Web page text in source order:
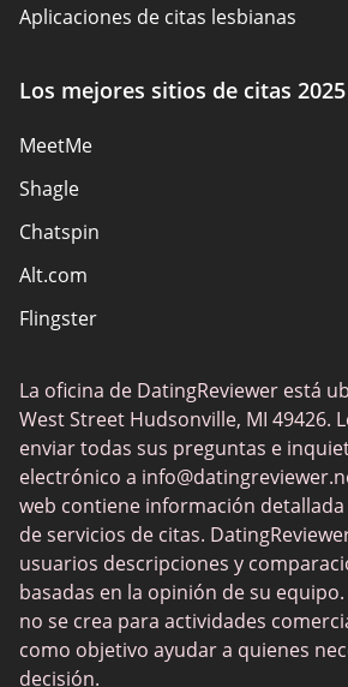
Aplicaciones de citas lesbianas
Sitios de citas en español
Sitios de citas católicas
Sitios de citas cristianas
Sitios de citas europeos
Sitios de citas hispanas
Sitios de sexo
Solteros locales
Sitios de citas populares
Los mejores sitios de citas 2025
MeetMe
Shagle
Chatspin
Alt.com
Flingster
Tinder
Ashley Madison
Feeld
Chatki
Flirt
OurTime
eDarling
La oficina de DatingReviewer está
West Street Hudsonville, MI 49426.
enviar todas sus preguntas e
electrónico a
web contiene información
de servicios de citas.
usuarios descripciones y
basadas en la opinión de su
no se crea para actividades
como objetivo ayudar a quienes
decisión.